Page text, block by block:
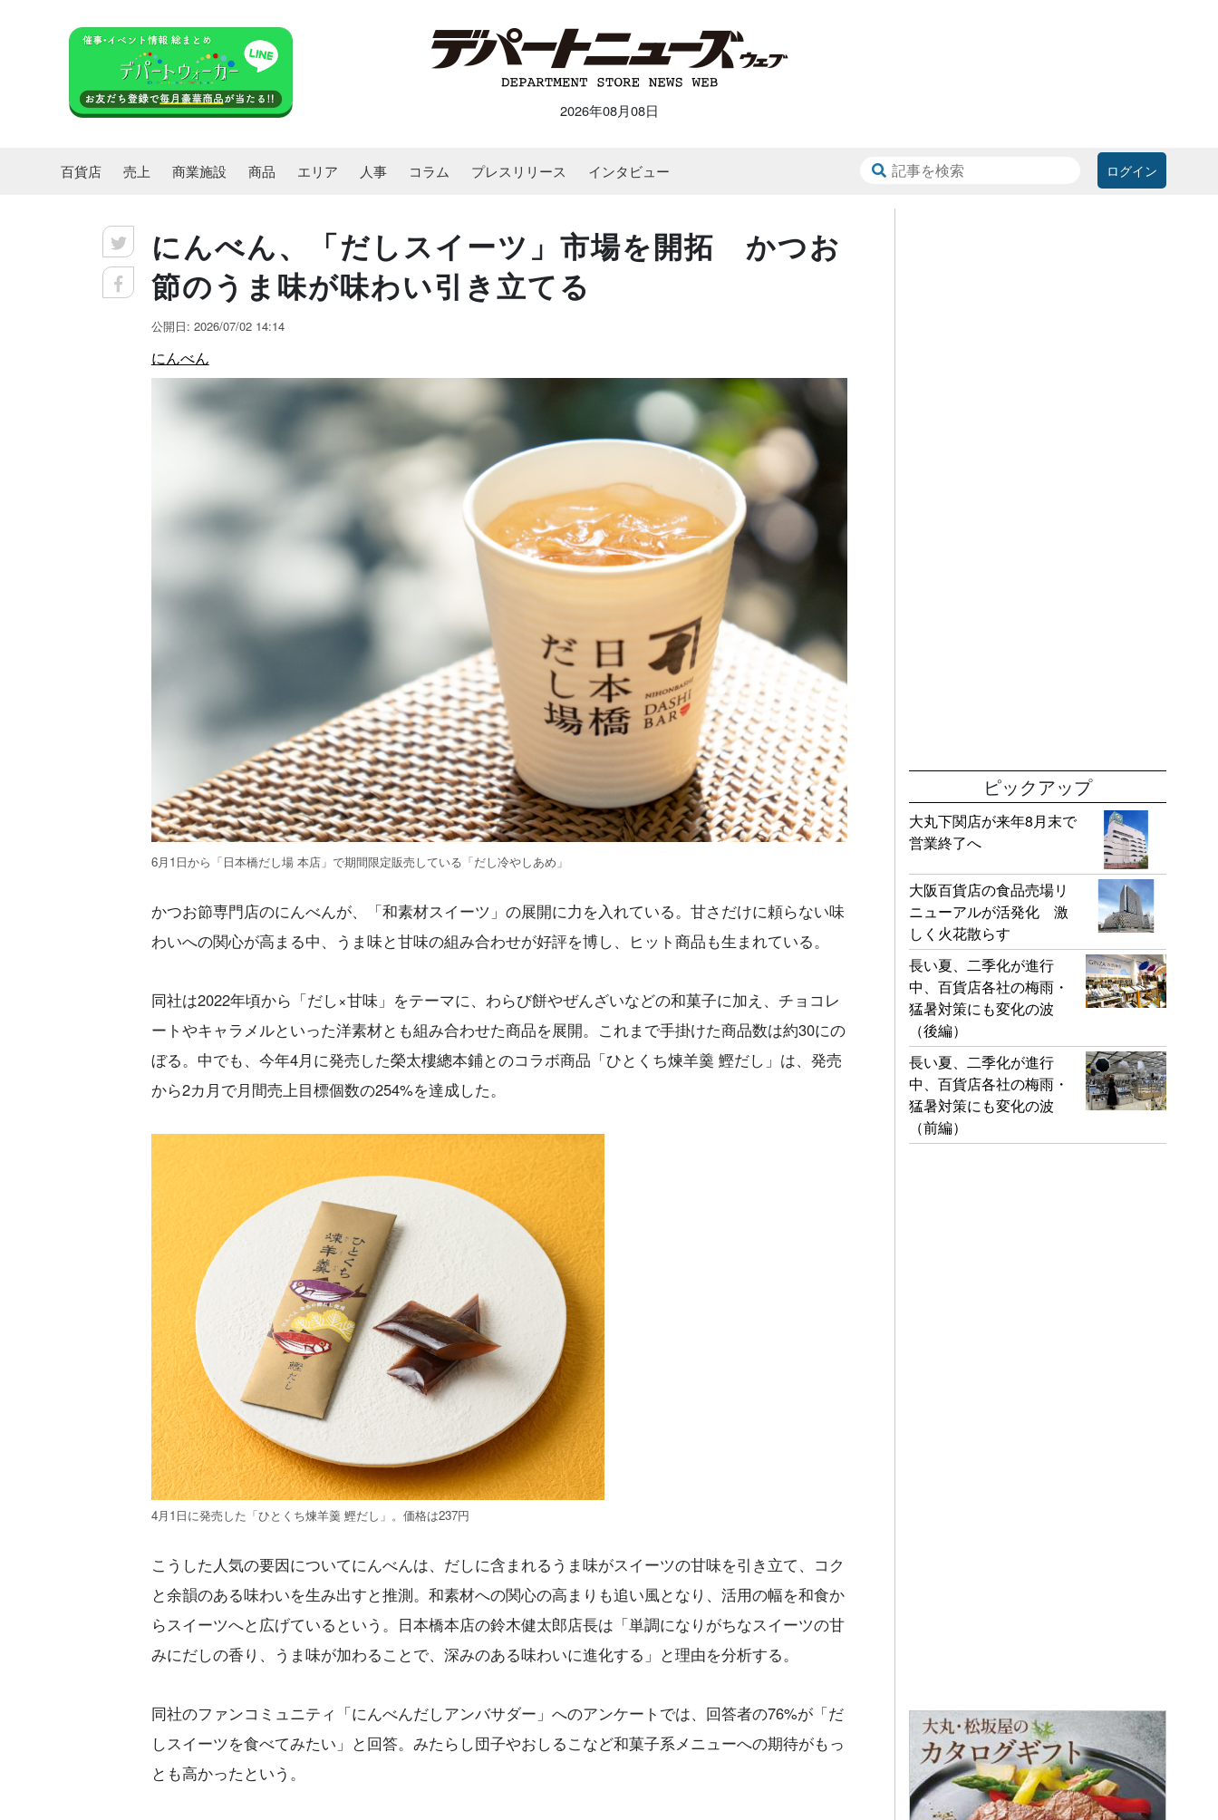
2026年08月08日
ログイン
百貨店 売上 商業施設 商品 エリア 人事 コラム プレスリリース インタビュー
にんべん、「だしスイーツ」市場を開拓 かつお
節のうま味が味わい引き立てる
公開日: 2026/07/02 14:14
にんべん
6月1日から「日本橋だし場 本店」で期間限定販売している「だし冷やしあめ」
かつお節専門店のにんべんが、「和素材スイーツ」の展開に力を入れている。甘さだけに頼らない味
わいへの関心が高まる中、うま味と甘味の組み合わせが好評を博し、ヒット商品も生まれている。
同社は2022年頃から「だし×甘味」をテーマに、わらび餅やぜんざいなどの和菓子に加え、チョコレ
ートやキャラメルといった洋素材とも組み合わせた商品を展開。これまで手掛けた商品数は約30にの
ぼる。中でも、今年4月に発売した榮太樓總本鋪とのコラボ商品「ひとくち煉羊羹 鰹だし」は、発売
から2カ月で月間売上目標個数の254%を達成した。
4月1日に発売した「ひとくち煉羊羹 鰹だし」。価格は237円
こうした人気の要因についてにんべんは、だしに含まれるうま味がスイーツの甘味を引き立て、コク
と余韻のある味わいを生み出すと推測。和素材への関心の高まりも追い風となり、活用の幅を和食か
らスイーツへと広げているという。日本橋本店の鈴木健太郎店長は「単調になりがちなスイーツの甘
みにだしの香り、うま味が加わることで、深みのある味わいに進化する」と理由を分析する。
同社のファンコミュニティ「にんべんだしアンバサダー」へのアンケートでは、回答者の76%が「だ
しスイーツを食べてみたい」と回答。みたらし団子やおしるこなど和菓子系メニューへの期待がもっ
とも高かったという。
ピックアップ
大丸下関店が来年8月末で
営業終了へ
大阪百貨店の食品売場リ
ニューアルが活発化 激
しく火花散らす
長い夏、二季化が進行
中、百貨店各社の梅雨・
猛暑対策にも変化の波
（後編）
長い夏、二季化が進行
中、百貨店各社の梅雨・
猛暑対策にも変化の波
（前編）